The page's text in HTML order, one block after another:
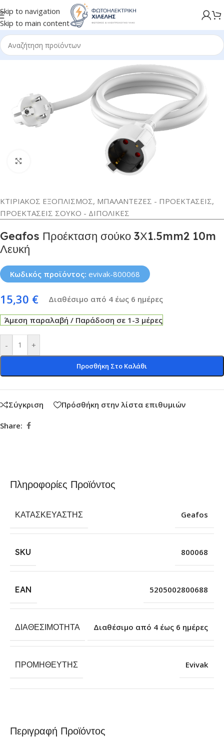
Skip to navigation
Skip to main content
ΚΤΙΡΙΑΚΟΣ ΕΞΟΠΛΙΣΜΟΣ, ΜΠΑΛΑΝΤΕΖΕΣ - ΠΡΟΕΚΤΑΣΕΙΣ,
ΠΡΟΕΚΤΑΣΕΙΣ ΣΟΥΚΟ - ΔΙΠΟΛΙΚΕΣ
Geafos Προέκταση σούκο 3Χ1.5mm2 10m
Λευκή
Κωδικός προϊόντος: evivak-800068
15,30 € Διαθέσιμο από 4 έως 6 ημέρες
Άμεση παραλαβή / Παράδοση σε 1-3 μέρες
- +
Προσθήκη Στο Καλάθι
Σύγκριση Πρόσθήκη στην λίστα επιθυμιών
Share:
Περιγραφή Προϊόντος
Πληροφορίες Προϊόντος
ΚΑΤΑΣΚΕΥΑΣΤΉΣ Geafos
SKU 800068
EAN 5205002800688
ΔΙΑΘΕΣΙΜΌΤΗΤΑ Διαθέσιμο από 4 έως 6 ημέρες
ΠΡΟΜΗΘΕΥΤΉΣ Evivak